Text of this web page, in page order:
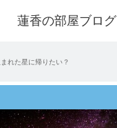
蓮香の部屋ブログ
れた星に帰りたい？